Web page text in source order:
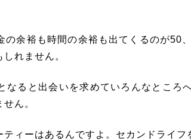
の余裕も時間の余裕も出てくるのが50
れません。
なると出会いを求めていろんなところ
ん。
ィーはあるんですよ。セカンドライフ